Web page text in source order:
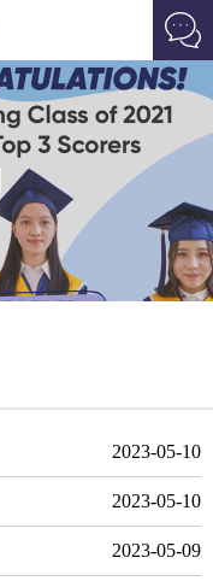
2023-05-10
2023-05-10
2023-05-09